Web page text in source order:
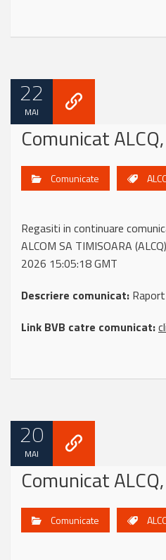
22
MAI
Comunicat
Comunicate
Regasiti in continuare
ALCOM SA TIMISOARA
2026 15:05:18 GMT
Descriere comunicat:
Link BVB catre comunicat:
20
MAI
Comunicat
Comunicate